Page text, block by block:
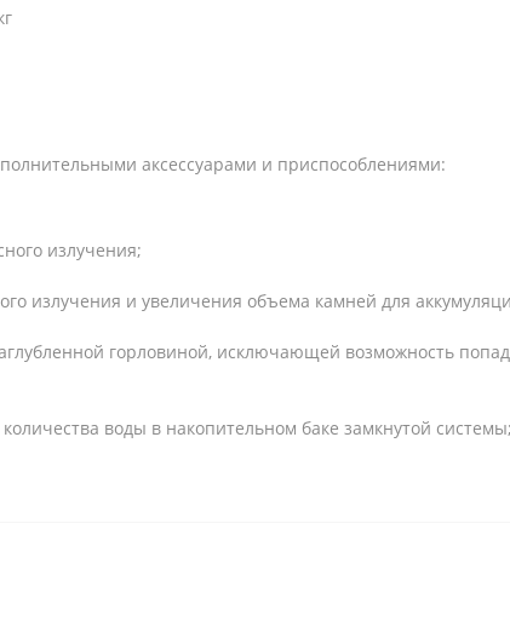
аксессуарами и приспособлениями:
излучения;
излучения и увеличения объема камней для
горловиной, исключающей возможность
воды в накопительном баке замкнутой